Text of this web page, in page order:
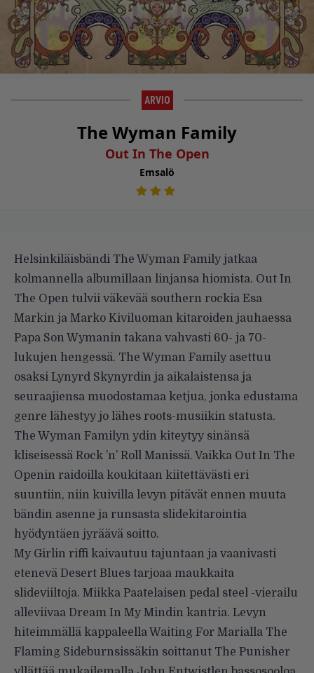
ARVIO
The Wyman Family
Out In The Open
Emsalö
Helsinkiläisbändi The Wyman Family jatkaa
kolmannella albumillaan linjansa hiomista. Out In
The Open tulvii väkevää southern rockia Esa
Markin ja Marko Kiviluoman kitaroiden jauhaessa
Papa Son Wymanin takana vahvasti 60- ja 70-
lukujen hengessä. The Wyman Family asettuu
osaksi Lynyrd Skynyrdin ja aikalaistensa ja
seuraajiensa muodostamaa ketjua, jonka edustama
genre lähestyy jo lähes roots-musiikin statusta.
The Wyman Familyn ydin kiteytyy sinänsä
kliseisessä Rock ’n’ Roll Manissä. Vaikka Out In The
Openin raidoilla koukitaan kiitettävästi eri
suuntiin, niin kuivilla levyn pitävät ennen muuta
bändin asenne ja runsasta slidekitarointia
hyödyntäen jyräävä soitto.
My Girlin riffi kaivautuu tajuntaan ja vaanivasti
etenevä Desert Blues tarjoaa maukkaita
slideviiltoja. Miikka Paatelaisen pedal steel -vierailu
alleviivaa Dream In My Mindin kantria. Levyn
hiteimmällä kappaleella Waiting For Marialla The
Flaming Sideburnsissäkin soittanut The Punisher